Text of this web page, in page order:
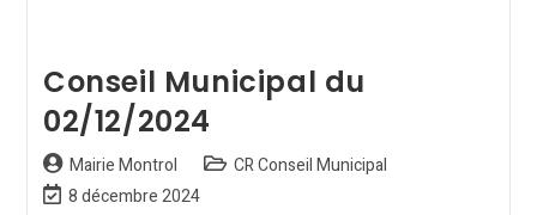
Conseil Municipal du
02/12/2024
Mairie Montrol
CR Conseil Municipal
8 décembre 2024